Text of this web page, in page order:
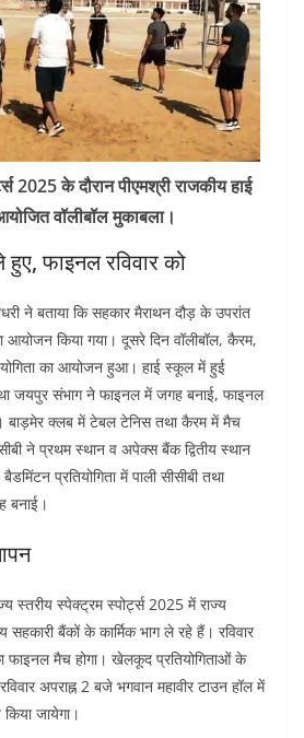
2025 के दौरान पीएमश्री राजकीय हाई
वॉलीबॉल मुकाबला।
फाइनल रविवार को
ने बताया कि सहकार मैराथन दौड़ के उपरांत
आयोजन किया गया। दूसरे दिन वॉलीबॉल, कैरम,
का आयोजन हुआ। हाई स्कूल में हुई
जयपुर संभाग ने फाइनल में जगह बनाई, फाइनल
बाड़मेर क्लब में टेबल टेनिस तथा कैरम में मैच
ने प्रथम स्थान व अपेक्स बैंक द्वितीय स्थान
प्रतियोगिता में पाली सीसीबी तथा
बनाई।
स्तरीय स्पेक्ट्रम स्पोर्ट्स 2025 में राज्य
बैंकों के कार्मिक भाग ले रहे हैं। रविवार
फाइनल मैच होगा। खेलकूद प्रतियोगिताओं के
अपराह्न 2 बजे भगवान महावीर टाउन हॉल में
जायेगा।